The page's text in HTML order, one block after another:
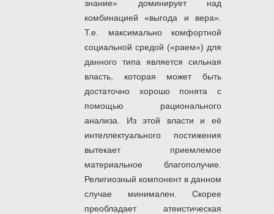
знание» доминирует над
комбинацией «выгода и вера».
Т.е. максимально комфортной
социальной средой («раем») для
данного типа является сильная
власть, которая может быть
достаточно хорошо понята с
помощью рационального
анализа. Из этой власти и её
интеллектуального постижения
вытекает приемлемое
материальное благополучие.
Религиозный компонент в данном
случае минимален. Скорее
преобладает атеистическая